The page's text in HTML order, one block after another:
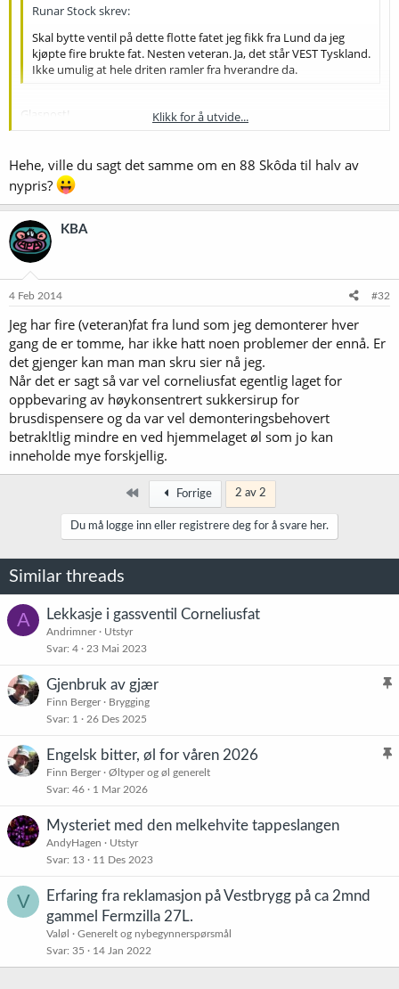
Runar Stock skrev:
Skal bytte ventil på dette flotte fatet jeg fikk fra Lund da jeg
kjøpte fire brukte fat. Nesten veteran. Ja, det står VEST Tyskland.
Ikke umulig at hele driten ramler fra hverandre da.
Glasnost!
Sent from my C6603 using Tapatalk
Klikk for å utvide...
Hehe, ville du sagt det samme om en 88 Skôda til halv av
nypris?
KBA
4 Feb 2014 #32
Jeg har fire (veteran)fat fra lund som jeg demonterer hver
gang de er tomme, har ikke hatt noen problemer der ennå. Er
det gjenger kan man man skru sier nå jeg.
Når det er sagt så var vel corneliusfat egentlig laget for
oppbevaring av høykonsentrert sukkersirup for
brusdispensere og da var vel demonteringsbehovert
betrakltlig mindre en ved hjemmelaget øl som jo kan
inneholde mye forskjellig.
Først Forrige 2 av 2
Du må logge inn eller registrere deg for å svare her.
Similar threads
A Lekkasje i gassventil Corneliusfat
Andrimner
Utstyr
Svar 4 23 Mai 2023
K
t
Gjenbruk av gjær
Finn Berger
Brygging
Svar 1 26 Des 2025
K
Engelsk bitter, øl for våren 2026
Finn Berger
Øltyper og øl generelt
Svar 46 1 Mar 2026
Mysteriet med den melkehvite tappeslangen
AndyHagen
Utstyr
Svar 13 11 Des 2023
V
Erfaring fra reklamasjon på Vestbrygg på ca 2mnd
gammel Fermzilla 27L.
Valøl
Generelt og nybegynnerspørsmål
Svar 35 14 Jan 2022